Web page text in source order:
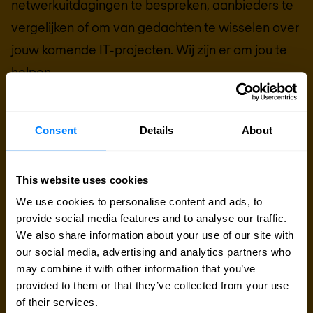
Consent Details About
This website uses cookies
We use cookies to personalise content and ads, to
provide social media features and to analyse our traffic.
We also share information about your use of our site with
our social media, advertising and analytics partners who
may combine it with other information that you’ve
provided to them or that they’ve collected from your use
of their services.
netwerkuitdagingen te bespreken, aanbieders te
vergelijken of om van gedachten te wisselen over
jouw komende IT-projecten. Wij zijn er om jou te
helpen.